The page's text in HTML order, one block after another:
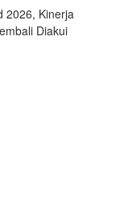
2026, Kinerja
Diakui